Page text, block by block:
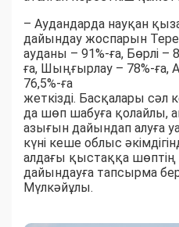
– Аудандарда науқан
дайындау жоспарын
ауданы – 91%-ға, Бөрлі –
ға, Шыңғырлау – 78%-ға,
76,5%-ға
жеткізді. Басқалары сәл
да шөп шабуға қолайлы,
азығын дайындап алуға
күні кеше облыс
алдағы қыстаққа
дайындауға тапсырма
Мүлкәйұлы.